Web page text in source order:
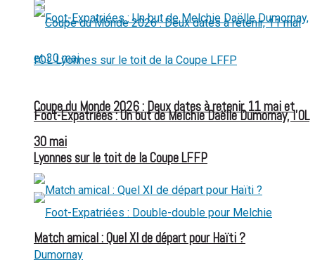
Foot-Expatriées : Un but de Melchie Daëlle Dumornay, l’OL
Lyonnes sur le toit de la Coupe LFFP
Coupe du Monde 2026 : Deux dates à retenir, 11 mai et
30 mai
Match amical : Quel XI de départ pour Haïti ?